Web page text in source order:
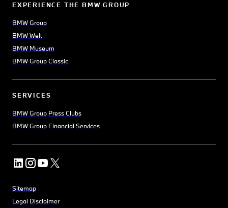
EXPERIENCE THE BMW GROUP
BMW Group
BMW Welt
BMW Museum
BMW Group Classic
SERVICES
BMW Group Press Clubs
BMW Group Financial Services
Sitemap
Legal Disclaimer